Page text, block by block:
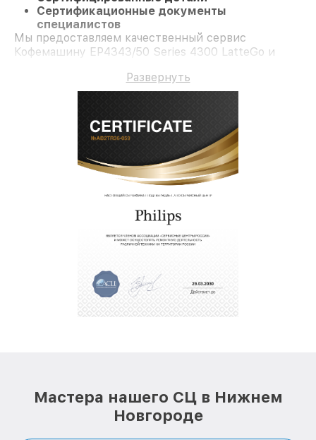
Сертификационные документы
специалистов
Мы предоставляем качественный сервис
Кофемашину EP4343/50 Series 4300 LatteGo и
Развернуть
Мастера нашего СЦ в Нижнем
Новгороде